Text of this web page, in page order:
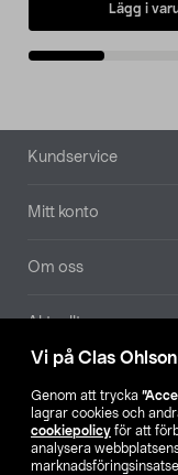
Vi på Clas
Genom att trycka
lagrar cookies och
cookiepolicy för att
analysera
Lägg i
Sidfot
Kundservice
Mitt konto
Om oss
Aktuellt